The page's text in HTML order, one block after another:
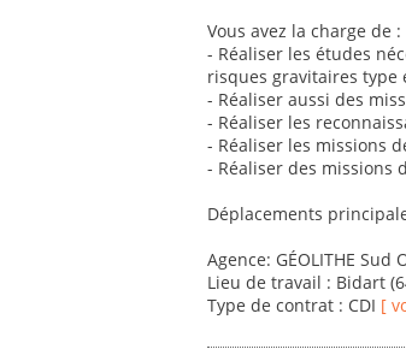
Vous avez la charge de :
- Réaliser les études
risques gravitaires type
- Réaliser aussi des
- Réaliser les
- Réaliser les missions
- Réaliser des missions
Déplacements
Agence: GÉOLITHE Sud
Lieu de travail : Bidart
Type de contrat : CDI [